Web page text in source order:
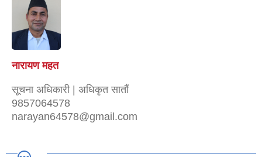
नारायण महत
सूचना अधिकारी | अधिकृत सातौं
9857064578
narayan64578@gmail.com